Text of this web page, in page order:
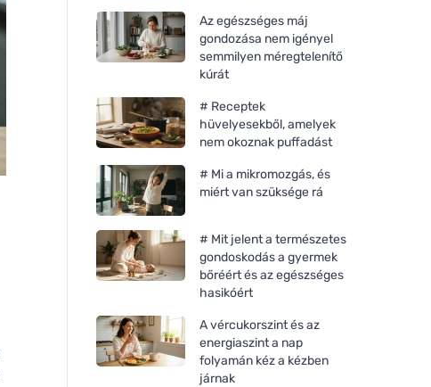
Az egészséges máj
gondozása nem igényel
semmilyen méregtelenítő
kúrát
# Receptek
hüvelyesekből, amelyek
nem okoznak puffadást
# Mi a mikromozgás, és
miért van szüksége rá
# Mit jelent a természetes
gondoskodás a gyermek
bőréért és az egészséges
hasikóért
A vércukorszint és az
energiaszint a nap
folyamán kéz a kézben
járnak